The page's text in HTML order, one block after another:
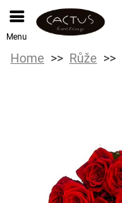
Menu
Home Růže